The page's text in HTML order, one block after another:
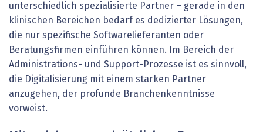
unterschiedlich spezialisierte Partner – gerade in den
klinischen Bereichen bedarf es dedizierter Lösungen,
die nur spezifische Softwarelieferanten oder
Beratungsfirmen einführen können. Im Bereich der
Administrations- und Support-Prozesse ist es sinnvoll,
die Digitalisierung mit einem starken Partner
anzugehen, der profunde Branchenkenntnisse
vorweist.